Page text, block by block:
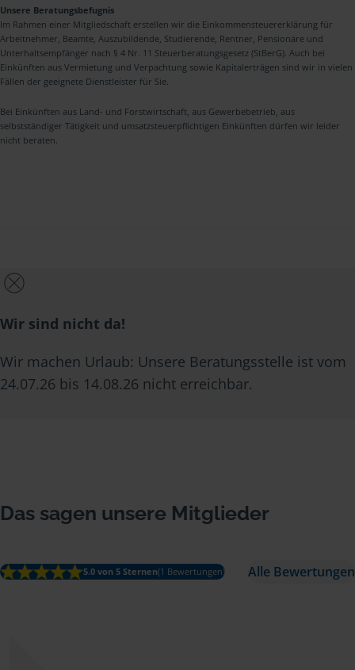
Unsere Beratungsbefugnis
Im Rahmen einer Mitgliedschaft erstellen wir die Einkommensteuererklärung für
Arbeitnehmer, Beamte, Auszubildende, Studierende, Rentner, Pensionäre und
Unterhaltsempfänger nach § 4 Nr. 11 Steuerberatungsgesetz (StBerG). Auch bei
Einkünften aus Vermietung und Verpachtung sowie Kapitalerträgen sind wir in vielen
Fällen der geeignete Dienstleister für Sie.
Bei Einkünften aus Land- und Forstwirtschaft, aus Gewerbebetrieb, aus
selbstständiger Tätigkeit und umsatzsteuerpflichtigen Einkünften dürfen wir leider
nicht beraten.
Wir sind nicht da!
Wir machen Urlaub: Unsere Beratungsstelle ist vom
24.07.26 bis 14.08.26 nicht erreichbar.
Das sagen unsere Mitglieder
5.0 von 5 Sternen(1 Bewertungen) Alle Bewertungen